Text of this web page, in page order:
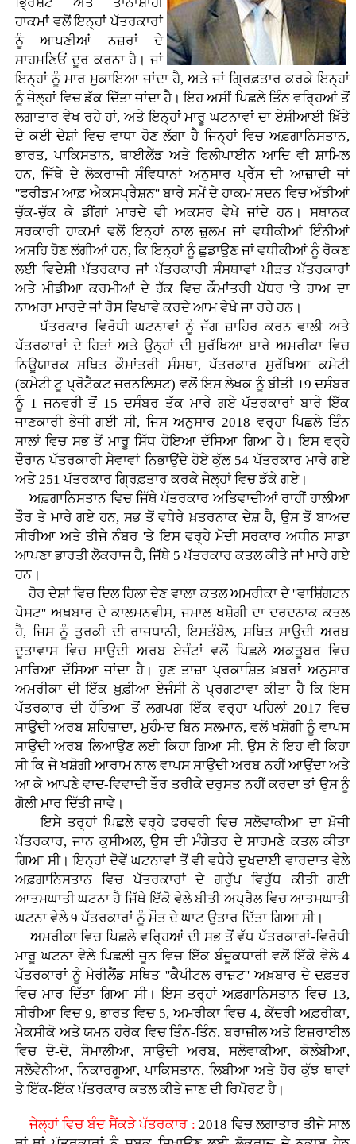
ਹਾਕਮਾਂ ਵਲੋਂ ਇਨ੍ਹਾਂ ਪੱਤਰਕਾਰਾਂ
ਨੂੰ ਆਪਣੀਆਂ ਨਜ਼ਰਾਂ ਦੇ
ਸਾਹਮਣਿਓਂ ਦੂਰ ਕਰਨਾ ਹੈ। ਜਾਂ
ਇਨ੍ਹਾਂ ਨੂੰ ਮਾਰ ਮੁਕਾਇਆ ਜਾਂਦਾ ਹੈ, ਅਤੇ ਜਾਂ ਗ੍ਰਿਫ਼ਤਾਰ ਕਰਕੇ ਇਨ੍ਹਾਂ
ਨੂੰ ਜੇਲ੍ਹਾਂ ਵਿਚ ਡੱਕ ਦਿੱਤਾ ਜਾਂਦਾ ਹੈ। ਇਹ ਅਸੀਂ ਪਿਛਲੇ ਤਿੰਨ ਵਰ੍ਹਿਆਂ ਤੋਂ
ਲਗਾਤਾਰ ਵੇਖ ਰਹੇ ਹਾਂ, ਅਤੇ ਇਨ੍ਹਾਂ ਮਾਰੂ ਘਟਨਾਵਾਂ ਦਾ ਏਸ਼ੀਆਈ ਖ਼ਿੱਤੇ
ਦੇ ਕਈ ਦੇਸ਼ਾਂ ਵਿਚ ਵਾਧਾ ਹੋਣ ਲੱਗਾ ਹੈ ਜਿਨ੍ਹਾਂ ਵਿਚ ਅਫ਼ਗਾਨਿਸਤਾਨ,
ਭਾਰਤ, ਪਾਕਿਸਤਾਨ, ਥਾਈਲੈਂਡ ਅਤੇ ਫਿਲੀਪਾਈਨ ਆਦਿ ਵੀ ਸ਼ਾਮਿਲ
ਹਨ, ਜਿੱਥੇ ਦੇ ਲੋਕਰਾਜੀ ਸੰਵਿਧਾਨਾਂ ਅਨੁਸਾਰ ਪ੍ਰੈੱਸ ਦੀ ਆਜ਼ਾਦੀ ਜਾਂ
''ਫਰੀਡਮ ਆਫ਼ ਐਕਸਪ੍ਰੈਸ਼ਨ'' ਬਾਰੇ ਸਮੇਂ ਦੇ ਹਾਕਮ ਸਦਨ ਵਿਚ ਅੱਡੀਆਂ
ਚੁੱਕ-ਚੁੱਕ ਕੇ ਡੀਂਗਾਂ ਮਾਰਦੇ ਵੀ ਅਕਸਰ ਵੇਖੇ ਜਾਂਦੇ ਹਨ। ਸਥਾਨਕ
ਸਰਕਾਰੀ ਹਾਕਮਾਂ ਵਲੋਂ ਇਨ੍ਹਾਂ ਨਾਲ ਜ਼ੁਲਮ ਜਾਂ ਵਧੀਕੀਆਂ ਇੰਨੀਆਂ
ਅਸਹਿ ਹੋਣ ਲੱਗੀਆਂ ਹਨ, ਕਿ ਇਨ੍ਹਾਂ ਨੂੰ ਛੁਡਾਉਣ ਜਾਂ ਵਧੀਕੀਆਂ ਨੂੰ ਰੋਕਣ
ਲਈ ਵਿਦੇਸ਼ੀ ਪੱਤਰਕਾਰ ਜਾਂ ਪੱਤਰਕਾਰੀ ਸੰਸਥਾਵਾਂ ਪੀੜਤ ਪੱਤਰਕਾਰਾਂ
ਅਤੇ ਮੀਡੀਆ ਕਰਮੀਆਂ ਦੇ ਹੱਕ ਵਿਚ ਕੌਮਾਂਤਰੀ ਪੱਧਰ 'ਤੇ ਹਾਅ ਦਾ
ਨਾਅਰਾ ਮਾਰਦੇ ਜਾਂ ਰੋਸ ਵਿਖਾਵੇ ਕਰਦੇ ਆਮ ਵੇਖੇ ਜਾ ਰਹੇ ਹਨ।
ਪੱਤਰਕਾਰ ਵਿਰੋਧੀ ਘਟਨਾਵਾਂ ਨੂੰ ਜੱਗ ਜ਼ਾਹਿਰ ਕਰਨ ਵਾਲੀ ਅਤੇ
ਪੱਤਰਕਾਰਾਂ ਦੇ ਹਿਤਾਂ ਅਤੇ ਉਨ੍ਹਾਂ ਦੀ ਸੁਰੱਖਿਆ ਬਾਰੇ ਅਮਰੀਕਾ ਵਿਚ
ਨਿਊਯਾਰਕ ਸਥਿਤ ਕੌਮਾਂਤਰੀ ਸੰਸਥਾ, ਪੱਤਰਕਾਰ ਸੁਰੱਖਿਆ ਕਮੇਟੀ
(ਕਮੇਟੀ ਟੂ ਪ੍ਰੋਟੈਕਟ ਜਰਨਲਿਸਟ) ਵਲੋਂ ਇਸ ਲੇਖਕ ਨੂੰ ਬੀਤੀ 19 ਦਸੰਬਰ
ਨੂੰ 1 ਜਨਵਰੀ ਤੋਂ 15 ਦਸੰਬਰ ਤੱਕ ਮਾਰੇ ਗਏ ਪੱਤਰਕਾਰਾਂ ਬਾਰੇ ਇੱਕ
ਜਾਣਕਾਰੀ ਭੇਜੀ ਗਈ ਸੀ, ਜਿਸ ਅਨੁਸਾਰ 2018 ਵਰ੍ਹਾ ਪਿਛਲੇ ਤਿੰਨ
ਸਾਲਾਂ ਵਿਚ ਸਭ ਤੋਂ ਮਾਰੂ ਸਿੱਧ ਹੋਇਆ ਦੱਸਿਆ ਗਿਆ ਹੈ। ਇਸ ਵਰ੍ਹੇ
ਦੌਰਾਨ ਪੱਤਰਕਾਰੀ ਸੇਵਾਵਾਂ ਨਿਭਾਉਂਦੇ ਹੋਏ ਕੁੱਲ 54 ਪੱਤਰਕਾਰ ਮਾਰੇ ਗਏ
ਅਤੇ 251 ਪੱਤਰਕਾਰ ਗ੍ਰਿਫ਼ਤਾਰ ਕਰਕੇ ਜੇਲ੍ਹਾਂ ਵਿਚ ਡੱਕੇ ਗਏ।
ਅਫ਼ਗਾਨਿਸਤਾਨ ਵਿਚ ਜਿੱਥੇ ਪੱਤਰਕਾਰ ਅਤਿਵਾਦੀਆਂ ਰਾਹੀਂ ਹਾਲੀਆ
ਤੌਰ ਤੇ ਮਾਰੇ ਗਏ ਹਨ, ਸਭ ਤੋਂ ਵਧੇਰੇ ਖ਼ਤਰਨਾਕ ਦੇਸ਼ ਹੈ, ਉਸ ਤੋਂ ਬਾਅਦ
ਸੀਰੀਆ ਅਤੇ ਤੀਜੇ ਨੰਬਰ 'ਤੇ ਇਸ ਵਰ੍ਹੇ ਮੋਦੀ ਸਰਕਾਰ ਅਧੀਨ ਸਾਡਾ
ਆਪਣਾ ਭਾਰਤੀ ਲੋਕਰਾਜ ਹੈ, ਜਿੱਥੇ 5 ਪੱਤਰਕਾਰ ਕਤਲ ਕੀਤੇ ਜਾਂ ਮਾਰੇ ਗਏ
ਹਨ।
ਹੋਰ ਦੇਸ਼ਾਂ ਵਿਚ ਦਿਲ ਹਿਲਾ ਦੇਣ ਵਾਲਾ ਕਤਲ ਅਮਰੀਕਾ ਦੇ ''ਵਾਸ਼ਿੰਗਟਨ
ਪੋਸਟ'' ਅਖ਼ਬਾਰ ਦੇ ਕਾਲਮਨਵੀਸ, ਜਮਾਲ ਖਸ਼ੋਗੀ ਦਾ ਦਰਦਨਾਕ ਕਤਲ
ਹੈ, ਜਿਸ ਨੂੰ ਤੁਰਕੀ ਦੀ ਰਾਜਧਾਨੀ, ਇਸਤੰਬੋਲ, ਸਥਿਤ ਸਾਉਦੀ ਅਰਬ
ਦੂਤਾਵਾਸ ਵਿਚ ਸਾਉਦੀ ਅਰਬ ਏਜੰਟਾਂ ਵਲੋਂ ਪਿਛਲੇ ਅਕਤੂਬਰ ਵਿਚ
ਮਾਰਿਆ ਦੱਸਿਆ ਜਾਂਦਾ ਹੈ। ਹੁਣ ਤਾਜ਼ਾ ਪ੍ਰਕਾਸ਼ਿਤ ਖ਼ਬਰਾਂ ਅਨੁਸਾਰ
ਅਮਰੀਕਾ ਦੀ ਇੱਕ ਖ਼ੁਫ਼ੀਆ ਏਜੰਸੀ ਨੇ ਪ੍ਰਗਟਾਵਾ ਕੀਤਾ ਹੈ ਕਿ ਇਸ
ਪੱਤਰਕਾਰ ਦੀ ਹੱਤਿਆ ਤੋਂ ਲਗਪਗ ਇੱਕ ਵਰ੍ਹਾ ਪਹਿਲਾਂ 2017 ਵਿਚ
ਸਾਉਦੀ ਅਰਬ ਸ਼ਹਿਜ਼ਾਦਾ, ਮੁਹੰਮਦ ਬਿਨ ਸਲਮਾਨ, ਵਲੋਂ ਖਸ਼ੋਗੀ ਨੂੰ ਵਾਪਸ
ਸਾਉਦੀ ਅਰਬ ਲਿਆਉਣ ਲਈ ਕਿਹਾ ਗਿਆ ਸੀ, ਉਸ ਨੇ ਇਹ ਵੀ ਕਿਹਾ
ਸੀ ਕਿ ਜੇ ਖਸ਼ੋਗੀ ਆਰਾਮ ਨਾਲ ਵਾਪਸ ਸਾਉਦੀ ਅਰਬ ਨਹੀਂ ਆਉਂਦਾ ਅਤੇ
ਆ ਕੇ ਆਪਣੇ ਵਾਦ-ਵਿਵਾਦੀ ਤੌਰ ਤਰੀਕੇ ਦਰੁਸਤ ਨਹੀਂ ਕਰਦਾ ਤਾਂ ਉਸ ਨੂੰ
ਗੋਲੀ ਮਾਰ ਦਿੱਤੀ ਜਾਵੇ।
ਇਸੇ ਤਰ੍ਹਾਂ ਪਿਛਲੇ ਵਰ੍ਹੇ ਫਰਵਰੀ ਵਿਚ ਸਲੋਵਾਕੀਆ ਦਾ ਖ਼ੋਜੀ
ਪੱਤਰਕਾਰ, ਜਾਨ ਕੁਸੀਅਲ, ਉਸ ਦੀ ਮੰਗੇਤਰ ਦੇ ਸਾਹਮਣੇ ਕਤਲ ਕੀਤਾ
ਗਿਆ ਸੀ। ਇਨ੍ਹਾਂ ਦੋਵੇਂ ਘਟਨਾਵਾਂ ਤੋਂ ਵੀ ਵਧੇਰੇ ਦੁਖਦਾਈ ਵਾਰਦਾਤ ਵੇਲੇ
ਅਫ਼ਗਾਨਿਸਤਾਨ ਵਿਚ ਪੱਤਰਕਾਰਾਂ ਦੇ ਗਰੁੱਪ ਵਿਰੁੱਧ ਕੀਤੀ ਗਈ
ਆਤਮਘਾਤੀ ਘਟਨਾ ਹੈ ਜਿੱਥੇ ਇੱਕੋ ਵੇਲੇ ਬੀਤੀ ਅਪ੍ਰੈਲ ਵਿਚ ਆਤਮਘਾਤੀ
ਘਟਨਾ ਵੇਲੇ 9 ਪੱਤਰਕਾਰਾਂ ਨੂੰ ਮੌਤ ਦੇ ਘਾਟ ਉਤਾਰ ਦਿੱਤਾ ਗਿਆ ਸੀ।
ਅਮਰੀਕਾ ਵਿਚ ਪਿਛਲੇ ਵਰ੍ਹਿਆਂ ਦੀ ਸਭ ਤੋਂ ਵੱਧ ਪੱਤਰਕਾਰਾਂ-ਵਿਰੋਧੀ
ਮਾਰੂ ਘਟਨਾ ਵੇਲੇ ਪਿਛਲੀ ਜੂਨ ਵਿਚ ਇੱਕ ਬੰਦੂਕਧਾਰੀ ਵਲੋਂ ਇੱਕੋ ਵੇਲੇ 4
ਪੱਤਰਕਾਰਾਂ ਨੂੰ ਮੇਰੀਲੈਂਡ ਸਥਿਤ ''ਕੈਪੀਟਲ ਰਾਜ਼ਟ'' ਅਖ਼ਬਾਰ ਦੇ ਦਫ਼ਤਰ
ਵਿਚ ਮਾਰ ਦਿੱਤਾ ਗਿਆ ਸੀ। ਇਸ ਤਰ੍ਹਾਂ ਅਫ਼ਗਾਨਿਸਤਾਨ ਵਿਚ 13,
ਸੀਰੀਆ ਵਿਚ 9, ਭਾਰਤ ਵਿਚ 5, ਅਮਰੀਕਾ ਵਿਚ 4, ਕੇਂਦਰੀ ਅਫ਼ਰੀਕਾ,
ਮੈਕਸੀਕੋ ਅਤੇ ਯਮਨ ਹਰੇਕ ਵਿਚ ਤਿੰਨ-ਤਿੰਨ, ਬਰਾਜ਼ੀਲ ਅਤੇ ਇਜ਼ਰਾਈਲ
ਵਿਚ ਦੋ-ਦੋ, ਸੋਮਾਲੀਆ, ਸਾਉਦੀ ਅਰਬ, ਸਲੋਵਾਕੀਆ, ਕੋਲੰਬੀਆ,
ਸਲੋਵੇਨੀਆ, ਨਿਕਾਰਗੂਆ, ਪਾਕਿਸਤਾਨ, ਲਿਬੀਆ ਅਤੇ ਹੋਰ ਕੁੱਝ ਥਾਵਾਂ
ਤੇ ਇੱਕ-ਇੱਕ ਪੱਤਰਕਾਰ ਕਤਲ ਕੀਤੇ ਜਾਣ ਦੀ ਰਿਪੋਰਟ ਹੈ।
ਜੇਲ੍ਹਾਂ ਵਿਚ ਬੰਦ ਸੈਂਕੜੇ ਪੱਤਰਕਾਰ : 2018 ਵਿਚ ਲਗਾਤਾਰ ਤੀਜੇ ਸਾਲ